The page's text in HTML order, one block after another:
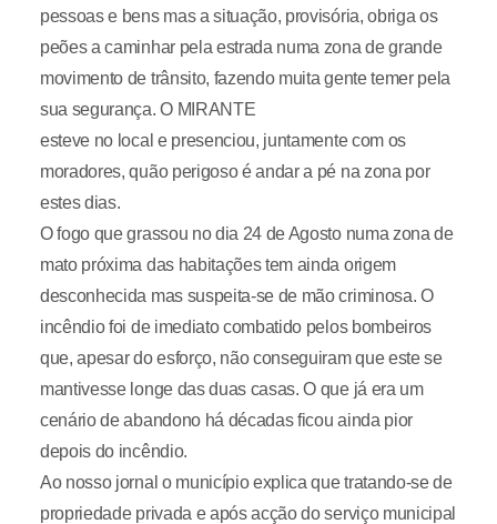
pessoas e bens mas a situação, provisória, obriga os
peões a caminhar pela estrada numa zona de grande
movimento de trânsito, fazendo muita gente temer pela
sua segurança. O MIRANTE
esteve no local e presenciou, juntamente com os
moradores, quão perigoso é andar a pé na zona por
estes dias.
O fogo que grassou no dia 24 de Agosto numa zona de
mato próxima das habitações tem ainda origem
desconhecida mas suspeita-se de mão criminosa. O
incêndio foi de imediato combatido pelos bombeiros
que, apesar do esforço, não conseguiram que este se
mantivesse longe das duas casas. O que já era um
cenário de abandono há décadas ficou ainda pior
depois do incêndio.
Ao nosso jornal o município explica que tratando-se de
propriedade privada e após acção do serviço municipal